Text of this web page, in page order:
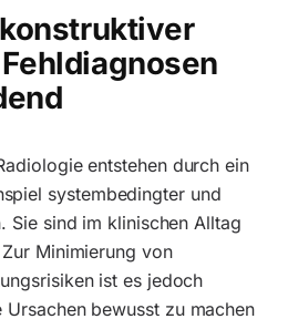
entstehen durch ein
systembedingter und
Sie sind im klinischen Alltag
Minimierung von
ist es jedoch
bewusst zu machen